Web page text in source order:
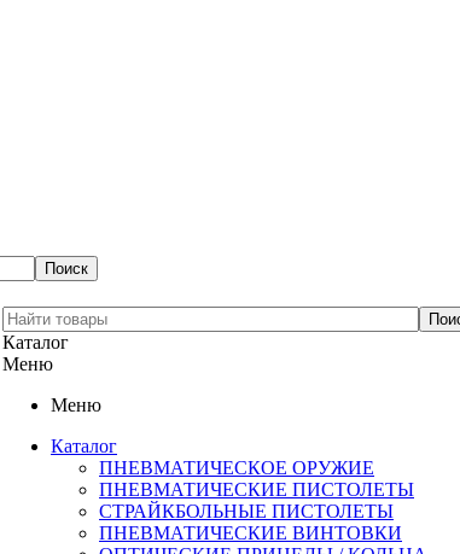
Каталог
Меню
Меню
Каталог
ПНЕВМАТИЧЕСКОЕ ОРУЖИЕ
ПНЕВМАТИЧЕСКИЕ ПИСТОЛЕТЫ
СТРАЙКБОЛЬНЫЕ ПИСТОЛЕТЫ
ПНЕВМАТИЧЕСКИЕ ВИНТОВКИ